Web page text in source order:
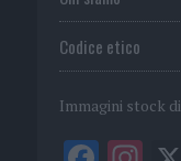
Codice etico
Immagini stock di